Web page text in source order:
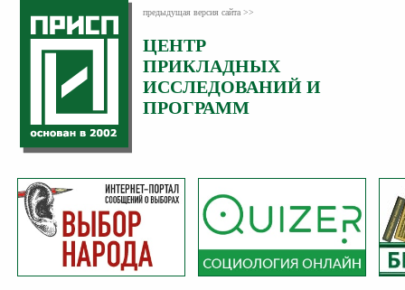
предыдущая версия сайта >>
ЦЕНТР
ПРИКЛАДНЫХ
ИССЛЕДОВАНИЙ И
ПРОГРАММ
Категория:
Аналитика